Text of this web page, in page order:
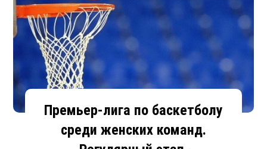
Премьер-лига по баскетболу
среди женских команд.